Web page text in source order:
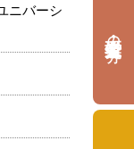
の方
ニバーシ